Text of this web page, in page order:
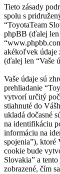
Tieto zásady
spolu s
“ToyotaTeam
phpBB (ďalej len
akékoľvek údaje
(ďalej len “Vaše
Vaše údaje sú
prehliadanie
vytvorí určitý
stiahnuté do
ukladá dočasné
na identifikáciu
informáciu na
spojenia”),
cookie bude
Slovakia” a
zobrazené, čím